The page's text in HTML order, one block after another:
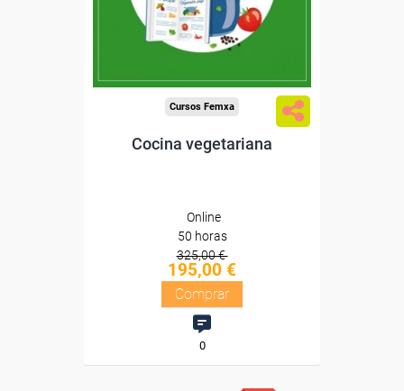
Diploma
Cursos Femxa
Cocina vegetariana
Online
50 horas
325,00 €
195,00 €
Comprar
0